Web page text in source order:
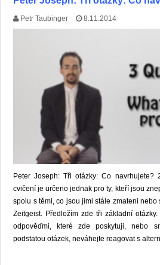
Petr Taubinger 8.11.2014
Peter Joseph: Tři otázky: Co navrhujete?
cvičení je určeno jednak pro ty, kteří jsou
spolu s těmi, co jsou jimi stále zmateni
Zeitgeist. Předložím zde tři základní
odpověďmi, které zde poskytuji, nebo
podstatou otázek, neváhejte reagovat s